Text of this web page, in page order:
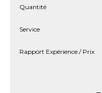
Quantité
Service
Rapport Expérience / Prix